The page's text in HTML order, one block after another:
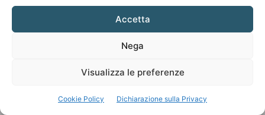
Accetta
Nega
Visualizza le preferenze
Cookie Policy Dichiarazione sulla Privacy